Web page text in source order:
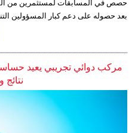
حصص في المسابقات لمستثمرين من
بعد حصوله على دعم كبار المسؤولين
مركب دوائي تجريبي يعيد
نتائج